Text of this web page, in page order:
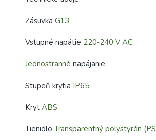
Zásuvka G13
Vstupné napätie 220-240 V AC
Jednostranné napájanie
Stupeň krytia IP65
Kryt ABS
Tienidlo Transparentný polystyrén (PS